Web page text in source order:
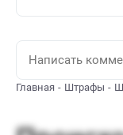
Главная Штрафы